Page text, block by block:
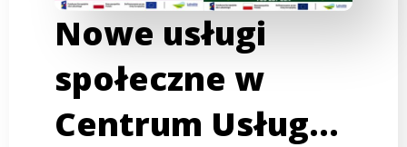
Nowe usługi
społeczne w
Centrum Usług…